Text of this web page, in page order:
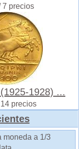
7 precios
1928) ...
precios
moneda a 1/3